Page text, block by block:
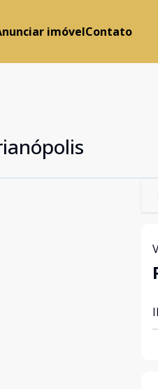
imóvelContato